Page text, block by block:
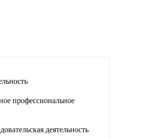
профессиональное
деятельность